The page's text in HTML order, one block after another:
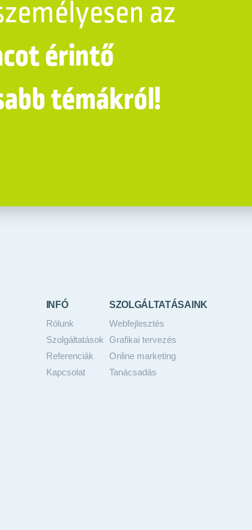
az
érintő
témákról!
INFÓ
Rólunk
Szolgáltatások
Referenciák
Kapcsolat
SZOLGÁLTATÁSAINK
Webfejlesztés
Grafikai tervezés
Online marketing
Tanácsadás